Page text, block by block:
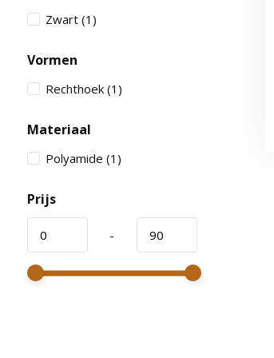
Zwart (1)
Vormen
Rechthoek (1)
Materiaal
Polyamide (1)
Prijs
-